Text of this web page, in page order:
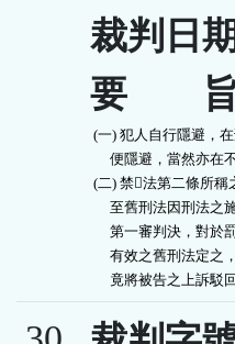
裁判日
要 旨
(一) 犯人自行隱避，
便隱避，當然亦在
(二) 禁法第二條所稱
至舊刑法因刑法
第一審判決，對
有效之舊刑法定
竟將被告之上訴